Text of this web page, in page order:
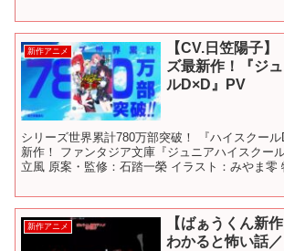
新作アニメ
【CV.日笠陽子
ズ最新作！『ジ
ルD×D』PV
シリーズ世界累計780万部突破！ 『ハイスクー
新作！ ファンタジア文庫『ジュニアハイスクー
立風 原案・監修：石踏一榮 イラスト：みやま零
新作アニメ
【ばぁうくん新
わかると怖い話